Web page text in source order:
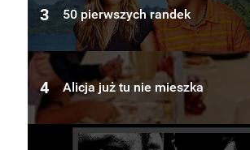
3 50 pierwszych randek
4 Alicja już tu nie mieszka